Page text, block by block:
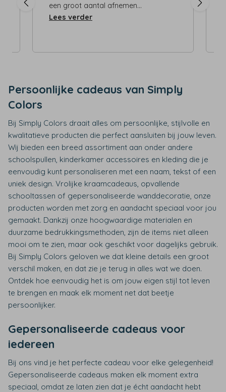
een groot aantal afnemen...
Lees verder
Persoonlijke cadeaus van Simply
Colors
Bij Simply Colors draait alles om persoonlijke, stijlvolle en
kwalitatieve producten die perfect aansluiten bij jouw leven.
Wij bieden een breed assortiment aan onder andere
schoolspullen, kinderkamer accessoires en kleding die je
eenvoudig kunt personaliseren met een naam, tekst of een
uniek design. Vrolijke kraamcadeaus, opvallende
schooltassen of gepersonaliseerde wanddecoratie, onze
producten worden met zorg en aandacht speciaal voor jou
gemaakt. Dankzij onze hoogwaardige materialen en
duurzame bedrukkingsmethoden, zijn de items niet alleen
mooi om te zien, maar ook geschikt voor dagelijks gebruik.
Bij Simply Colors geloven we dat kleine details een groot
verschil maken, en dat zie je terug in alles wat we doen.
Ontdek hoe eenvoudig het is om jouw eigen stijl tot leven
te brengen en maak elk moment net dat beetje
persoonlijker.
Gepersonaliseerde cadeaus voor
iedereen
Bij ons vind je het perfecte cadeau voor elke gelegenheid!
Gepersonaliseerde cadeaus maken elk moment extra
speciaal, omdat ze laten zien dat je écht aandacht hebt